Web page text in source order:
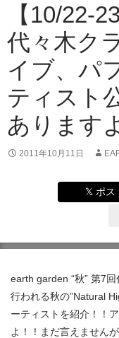
【10/22-
代々木ク
イブ、パ
ティスト
あります
2011年10月11日
𝕏 ポス
earth garden “秋” 第7
行われる秋の”Natural
ーティストを紹介！！
よ！！まだ言えません